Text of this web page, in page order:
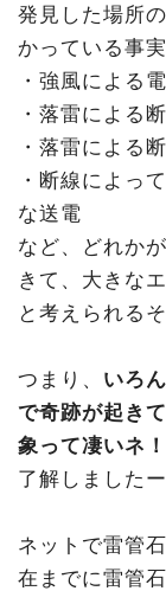
発見した場所
かっている事実
・強風による
・落雷による
・落雷による
・断線によっ
な送電
など、どれか
きて、大きな
と考えられる
つまり、 いろ
で奇跡が起き
象って凄いネ！
了解しました
ネットで雷管
在までに雷管